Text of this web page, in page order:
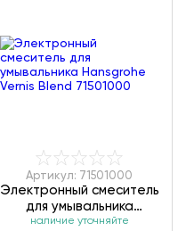
Артикул: 71501000
Электронный смеситель
для умывальника
Hansgrohe Vernis Blend
наличие уточняйте